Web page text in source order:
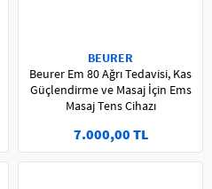
BEURER
Beurer Em 80 Ağrı Tedavisi, Kas
Güçlendirme ve Masaj İçin Ems
Masaj Tens Cihazı
7.000,00 TL